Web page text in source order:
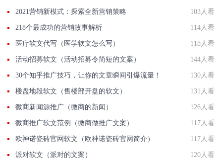
2021营销新模式：探索全新营销策略 103人看
218个最成功的营销故事解析 114人看
医疗软文代写（医学软文怎么写） 118人看
活动招募软文（活动招募令简短的文案） 144人看
30个知乎推广技巧，让你的文章瞬间引爆流量！ 130人看
楼盘地段软文（售楼部开盘的软文） 131人看
微商新闻源推广（微商的新闻） 126人看
微商推广软文范例（微商做推广文案） 117人看
欧神诺瓷砖官网软文（欧神诺瓷砖官网简介） 117人看
派对软文（派对的文案） 120人看